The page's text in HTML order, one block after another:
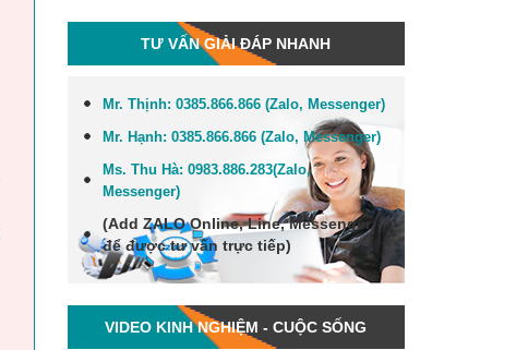
TƯ VẤN GIẢI ĐÁP NHANH
Mr. Thịnh: 0385.866.866 (Zalo, Messenger)
Mr. Hạnh: 0385.866.866 (Zalo, Messenger)
Ms. Thu Hà: 0983.886.283(Zalo,
Messenger)
(Add ZALO Online, Line, Messenger
để được tư vấn trực tiếp)
VIDEO KINH NGHIỆM - CUỘC SỐNG